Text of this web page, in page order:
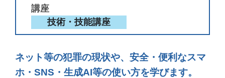
講座
技術・技能講座
ネット等の犯罪の現状や、安全・便利なスマ
ホ・SNS・生成AI等の使い方を学びます。